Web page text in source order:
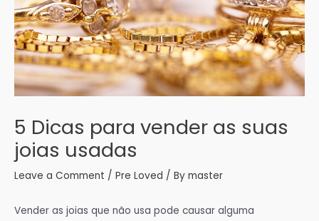
5 Dicas para vender as suas
joias usadas
Leave a Comment / Pre Loved / By master
Vender as joias que não usa pode causar alguma